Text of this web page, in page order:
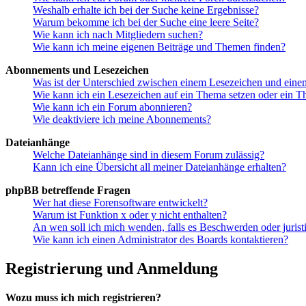
Weshalb erhalte ich bei der Suche keine Ergebnisse?
Warum bekomme ich bei der Suche eine leere Seite?
Wie kann ich nach Mitgliedern suchen?
Wie kann ich meine eigenen Beiträge und Themen finden?
Abonnements und Lesezeichen
Was ist der Unterschied zwischen einem Lesezeichen und
Wie kann ich ein Lesezeichen auf ein Thema setzen oder ein
Wie kann ich ein Forum abonnieren?
Wie deaktiviere ich meine Abonnements?
Dateianhänge
Welche Dateianhänge sind in diesem Forum zulässig?
Kann ich eine Übersicht all meiner Dateianhänge erhalten?
phpBB betreffende Fragen
Wer hat diese Forensoftware entwickelt?
Warum ist Funktion x oder y nicht enthalten?
An wen soll ich mich wenden, falls es Beschwerden oder
Wie kann ich einen Administrator des Boards kontaktieren?
Registrierung und Anmeldung
Wozu muss ich mich registrieren?